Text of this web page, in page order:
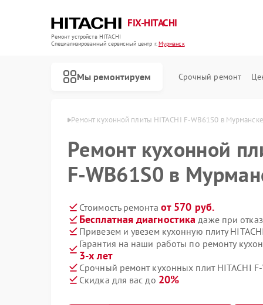
FIX-HITACHI
Ремонт устройств HITACHI
Специализированный cервисный центр г.Мурманск
Мы ремонтируем Срочный ремонт
Ремонт кухонной плиты HITACHI F-WB61S0 в Мурманске
Ремонт кухонной
F-WB61S0 в
Стоимость ремонта от 570 руб.
Бесплатная диагностика даже при
Привезем и увезем кухонную плиту
Гарантия на наши работы по ремонту
3-х лет
Срочный ремонт кухонных плит HITACHI
Скидка для вас до 20%